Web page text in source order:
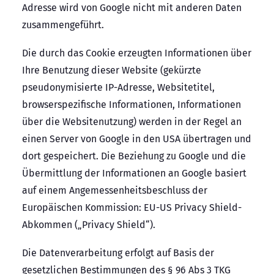
Adresse wird von Google nicht mit anderen Daten
zusammengeführt.
Die durch das Cookie erzeugten Informationen über
Ihre Benutzung dieser Website (gekürzte
pseudonymisierte IP-Adresse, Websitetitel,
browserspezifische Informationen, Informationen
über die Websitenutzung) werden in der Regel an
einen Server von Google in den USA übertragen und
dort gespeichert. Die Beziehung zu Google und die
Übermittlung der Informationen an Google basiert
auf einem Angemessenheitsbeschluss der
Europäischen Kommission: EU-US Privacy Shield-
Abkommen („Privacy Shield“).
Die Datenverarbeitung erfolgt auf Basis der
gesetzlichen Bestimmungen des § 96 Abs 3 TKG